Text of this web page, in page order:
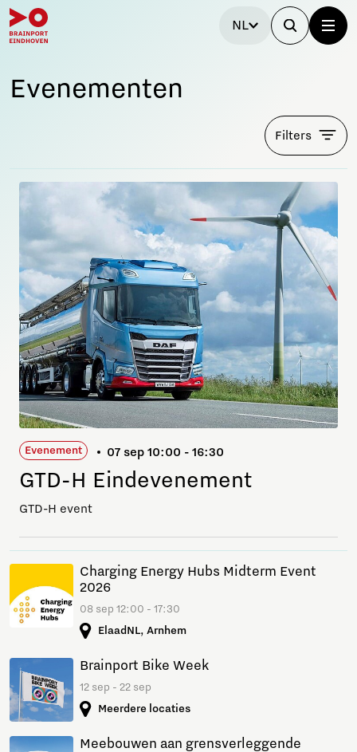
NL
Evenementen
Filters
Evenement 07 sep 10:00 - 16:30
GTD-H Eindevenement
GTD-H event
Charging Energy Hubs Midterm Event
2026
08 sep 12:00 - 17:30
ElaadNL, Arnhem
Brainport Bike Week
12 sep - 22 sep
Meerdere locaties
Meebouwen aan grensverleggende